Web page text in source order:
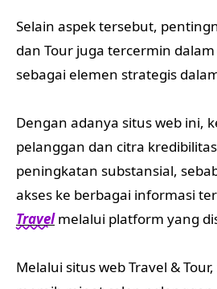
Selain aspek tersebut,
dan Tour juga tercermin
sebagai elemen strategis
Dengan adanya situs web ini,
pelanggan dan citra
peningkatan substansial,
akses ke berbagai informasi
Travelmelalui platform yang
Melalui situs web Travel &